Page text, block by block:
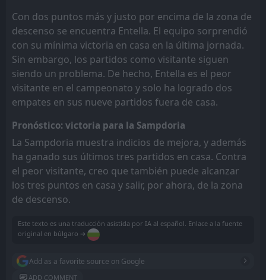
Con dos puntos más y justo por encima de la zona de
descenso se encuentra Entella. El equipo sorprendió
con su mínima victoria en casa en la última jornada.
Sin embargo, los partidos como visitante siguen
siendo un problema. De hecho, Entella es el peor
visitante en el campeonato y solo ha logrado dos
empates en sus nueve partidos fuera de casa.
Pronóstico: victoria para la Sampdoria
La Sampdoria muestra indicios de mejora, y además
ha ganado sus últimos tres partidos en casa. Contra
el peor visitante, creo que también puede alcanzar
los tres puntos en casa y salir, por ahora, de la zona
de descenso.
Este texto es una traducción asistida por IA al español. Enlace a la fuente
original en búlgaro ➔
Add as a favorite source on Google
ADD COMMENT